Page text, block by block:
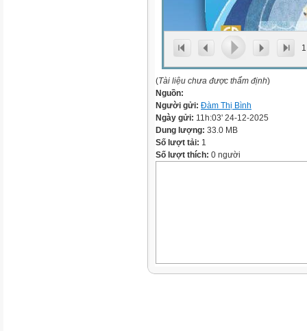
1
(Tài liệu chưa được thẩm định)
Nguồn:
Người gửi: Đàm Thị Bình
Ngày gửi: 11h:03' 24-12-2025
Dung lượng: 33.0 MB
Số lượt tải: 1
Số lượt thích: 0 người